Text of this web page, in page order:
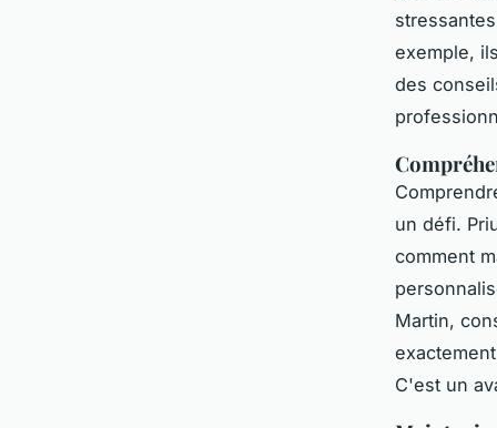
exemple,
des
un défi.
comment
Martin,
C'est un